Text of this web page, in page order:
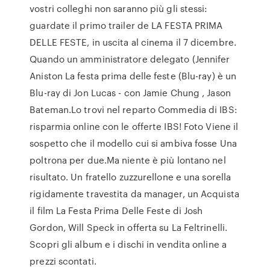
vostri colleghi non saranno più gli stessi:
guardate il primo trailer de LA FESTA PRIMA
DELLE FESTE, in uscita al cinema il 7 dicembre.
Quando un amministratore delegato (Jennifer
Aniston La festa prima delle feste (Blu-ray) è un
Blu-ray di Jon Lucas - con Jamie Chung , Jason
Bateman.Lo trovi nel reparto Commedia di IBS:
risparmia online con le offerte IBS! Foto Viene il
sospetto che il modello cui si ambiva fosse Una
poltrona per due.Ma niente è più lontano nel
risultato. Un fratello zuzzurellone e una sorella
rigidamente travestita da manager, un Acquista
il film La Festa Prima Delle Feste di Josh
Gordon, Will Speck in offerta su La Feltrinelli.
Scopri gli album e i dischi in vendita online a
prezzi scontati.